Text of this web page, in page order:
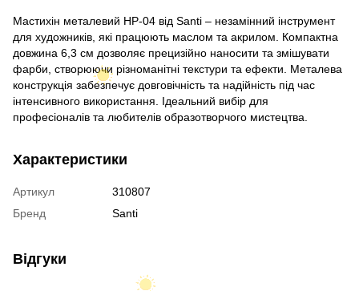
Мастихін металевий HP-04 від Santi – незамінний інструмент
для художників, які працюють маслом та акрилом. Компактна
довжина 6,3 см дозволяє прецизійно наносити та змішувати
фарби, створюючи різноманітні текстури та ефекти. Металева
конструкція забезпечує довговічність та надійність під час
інтенсивного використання. Ідеальний вибір для
професіоналів та любителів образотворчого мистецтва.
Характеристики
Артикул
310807
Бренд
Santi
Відгуки